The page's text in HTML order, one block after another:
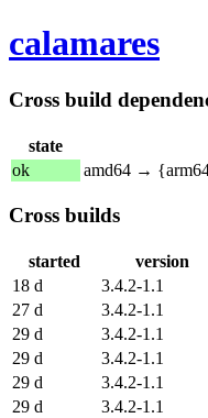
calamares
Cross build
state
ok
amd64 →
Cross builds
started version
18 d
3.4.2-1.1
27 d
3.4.2-1.1
29 d
3.4.2-1.1
29 d
3.4.2-1.1
29 d
3.4.2-1.1
29 d
3.4.2-1.1